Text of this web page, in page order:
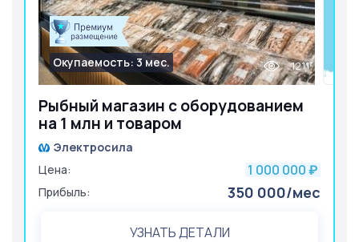
Рыбный магазин с оборудованием
на 1 млн и товаром
Окупаемость: 3 мес. 1211
Электросила
Цена:
1 000 000 ₽
Прибыль: 350 000/мес
УЗНАТЬ ДЕТАЛИ